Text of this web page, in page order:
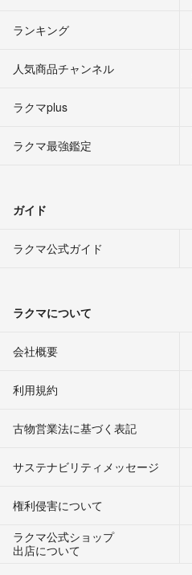
ランキング
人気商品チャンネル
ラクマplus
ラクマ最強鑑定
ガイド
ラクマ公式ガイド
ラクマについて
会社概要
利用規約
古物営業法に基づく表記
サステナビリティメッセージ
権利侵害について
ラクマ公式ショップ
出店について